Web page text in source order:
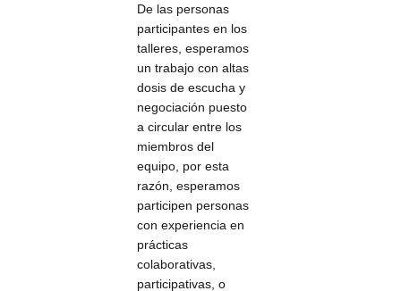
De las personas
participantes en los
talleres, esperamos
un trabajo con altas
dosis de escucha y
negociación puesto
a circular entre los
miembros del
equipo, por esta
razón, esperamos
participen personas
con experiencia en
prácticas
colaborativas,
participativas, o